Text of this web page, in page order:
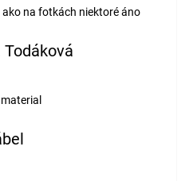
na fotkách niektoré áno
je 5 z 5 hviezdičiek.
je 5 z 5 hviezdičiek.